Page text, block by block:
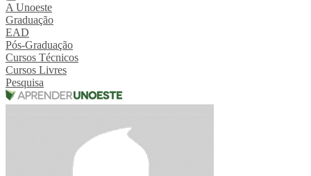
A Unoeste
Graduação
EAD
Pós-Graduação
Cursos Técnicos
Cursos Livres
Pesquisa